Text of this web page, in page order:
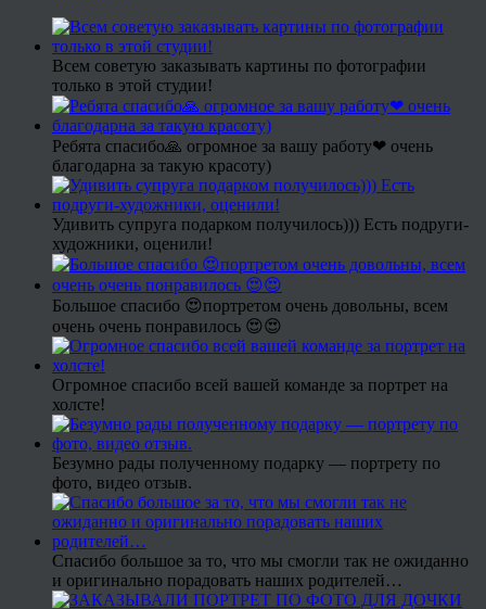
Всем советую заказывать картины по фотографии
только в этой студии!
Ребята спасибо🙏 огромное за вашу работу❤ очень
благодарна за такую красоту)
Удивить супруга подарком получилось))) Есть подруги-
художники, оценили!
Большое спасибо 😍портретом очень довольны, всем
очень очень понравилось 😍😍
Огромное спасибо всей вашей команде за портрет на
холсте!
Безумно рады полученному подарку — портрету по
фото, видео отзыв.
Спасибо большое за то, что мы смогли так не ожиданно
и оригинально порадовать наших родителей…